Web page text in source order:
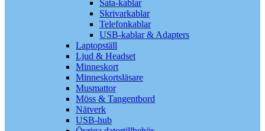
Sata-kablar
Skrivarkablar
Telefonkablar
USB-kablar & Adapters
Laptopställ
Ljud & Headset
Minneskort
Minneskortsläsare
Musmattor
Möss & Tangentbord
Nätverk
USB-hub